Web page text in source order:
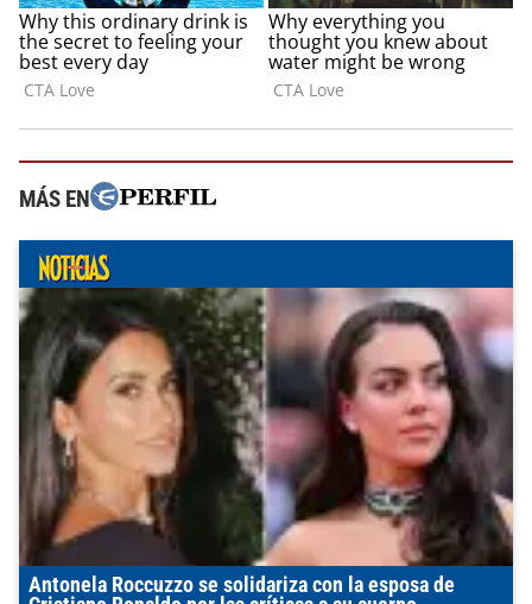
MÁS EN
Antonela Roccuzzo se solidariza con la esposa de